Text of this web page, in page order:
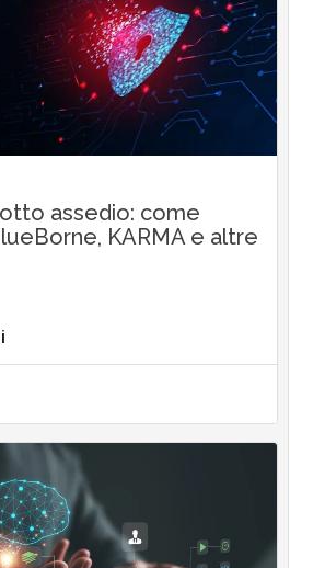
assedio: come
KARMA e altre